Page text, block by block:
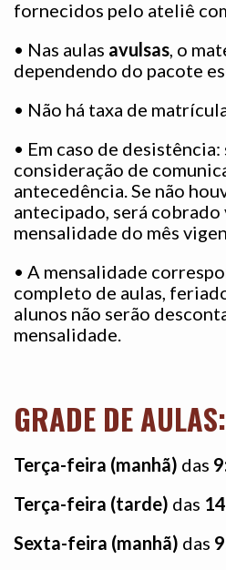
fornecidos pelo ateliê
• Nas aulas avulsas, o
dependendo do pacote
• Não há taxa de
• Em caso de
consideração de
antecedência. Se não
antecipado, será
mensalidade do mês
• A mensalidade
completo de aulas,
alunos não serão
mensalidade.
GRADE DE AULAS:
Terça-feira (manhã) das
Terça-feira (tarde) das
Sexta-feira (manhã) das